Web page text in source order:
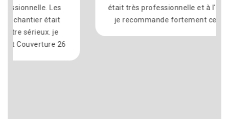
était très professionnelle et à l'écoute du client
je recommande fortement cette entreprise